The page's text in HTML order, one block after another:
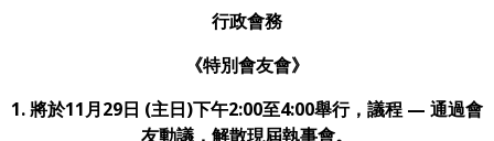
行政會務
《特別會友會》
1. 將於11月29日 (主日)下午2:00至4:00舉行，議程 — 通過會
友動議，解散現屆執事會。